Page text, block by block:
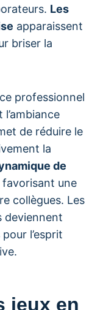
Les
apparaissent
briser la
professionnel
de réduire le
la
de
favorisant une
collègues. Les
deviennent
l’esprit
jeux en